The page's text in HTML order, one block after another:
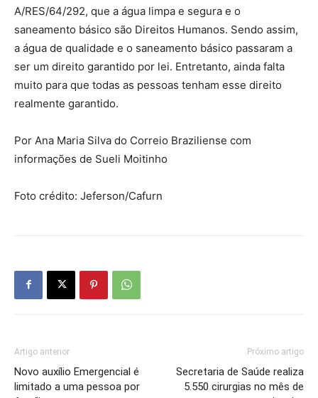
A/RES/64/292, que a água limpa e segura e o
saneamento básico são Direitos Humanos. Sendo assim,
a água de qualidade e o saneamento básico passaram a
ser um direito garantido por lei. Entretanto, ainda falta
muito para que todas as pessoas tenham esse direito
realmente garantido.
Por Ana Maria Silva do Correio Braziliense com
informações de Sueli Moitinho
Foto crédito: Jeferson/Cafurn
Artigo anterior
Novo auxílio Emergencial é
limitado a uma pessoa por
Próximo artigo
Secretaria de Saúde realiza
5.550 cirurgias no mês de